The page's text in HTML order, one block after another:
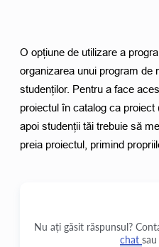
O opțiune de utilizare a
organizarea unui program de
studenților. Pentru a face
proiectul în catalog ca
apoi studenții tăi trebuie să
preia proiectul, primind
Nu ați găsit răspunsul?
chat sau